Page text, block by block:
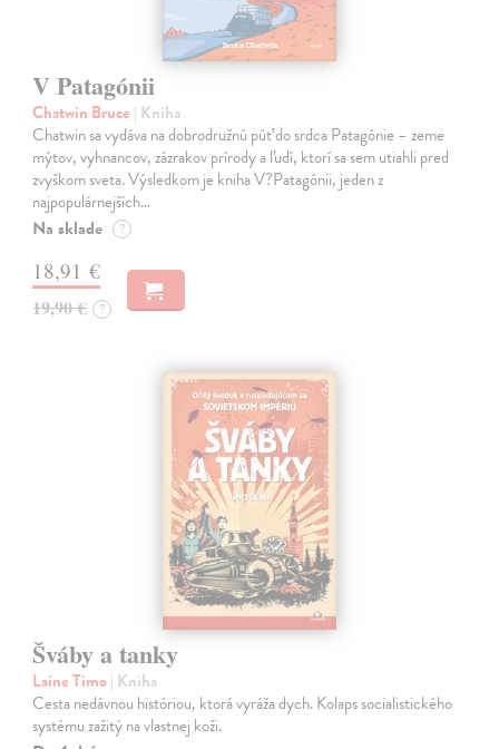
V Patagónii
Chatwin Bruce | Kniha
Chatwin sa vydáva na dobrodružnú púť do srdca Patagónie – zeme
mýtov, vyhnancov, zázrakov prírody a ľudí, ktorí sa sem utiahli pred
zvyškom sveta. Výsledkom je kniha V?Patagónii, jeden z
najpopulárnejších…
Na sklade ?
18,91 €
19,90 € ?
Šváby a tanky
Laine Timo| Kniha
Cesta nedávnou históriou, ktorá vyráža dych. Kolaps socialistického
systému zažitý na vlastnej koži.